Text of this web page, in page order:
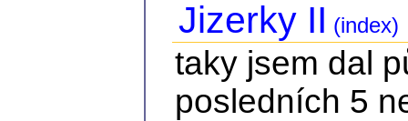
Jizerky II (index)
taky jsem dal
posledních 5